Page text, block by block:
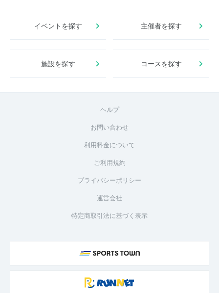
イベントを探す 主催者を探す
施設を探す コースを探す
ヘルプ
お問い合わせ
利用料金について
ご利用規約
プライバシーポリシー
運営会社
特定商取引法に基づく表示